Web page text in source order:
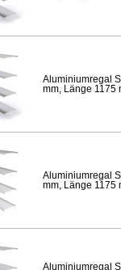
Aluminiumregal
mm, Länge 1175
Aluminiumregal
mm, Länge 1175
Aluminiumregal